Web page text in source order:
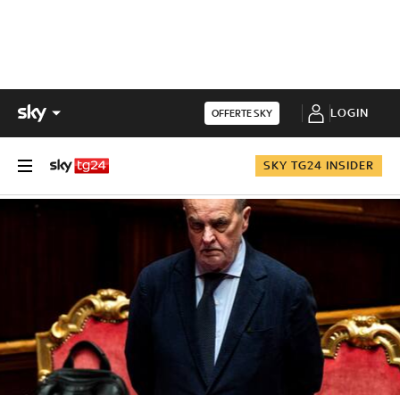
OFFERTE SKY LOGIN
SKY TG24 INSIDER